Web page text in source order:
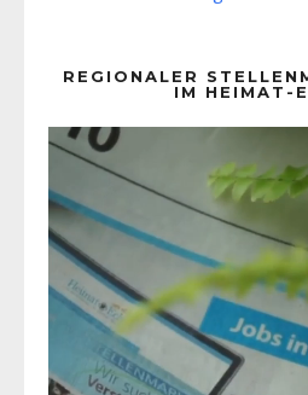
REGIONALER
IM HEIMAT-